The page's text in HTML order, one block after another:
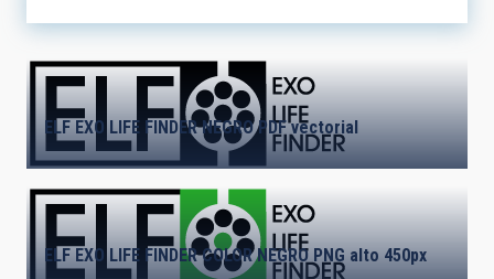
LÍNEAS DE INVESTIGACIÓN
LÍNEAS DE INSTRUMENTACIÓN
ELF EXO LIFE FINDER NEGRO PDF vectorial
ELF EXO LIFE FINDER COLOR NEGRO PNG alto 450px